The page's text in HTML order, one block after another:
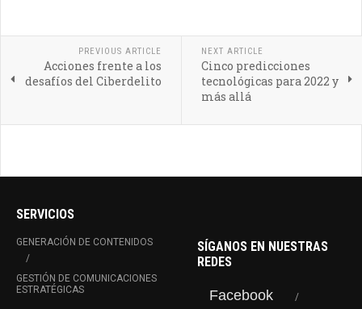
PREVIOUS ARTICLE
Acciones frente a los
desafíos del Ciberdelito
NEXT ARTICLE
Cinco predicciones
tecnológicas para 2022 y
más allá
SERVICIOS
GENERACIÓN DE CONTENIDOS
GESTIÓN DE COMUNICACIONES
ESTRATÉGICAS
SÍGANOS EN NUESTRAS
REDES
Facebook